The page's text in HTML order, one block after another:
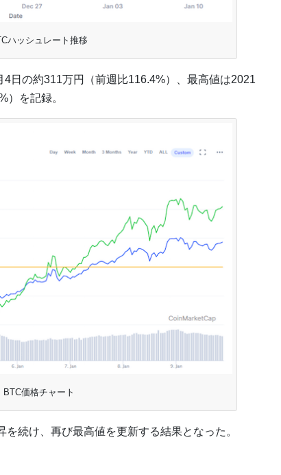
ハッシュレート推移
日の約311万円（前週比116.4%）、最高値は2021
）を記録。
BTC価格チャート
続け、再び最高値を更新する結果となった。